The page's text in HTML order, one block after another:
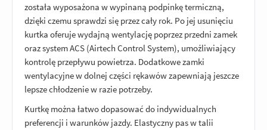
została wyposażona w wypinaną podpinkę termiczną,
dzięki czemu sprawdzi się przez cały rok. Po jej usunięciu
kurtka oferuje wydajną wentylację poprzez przedni zamek
oraz system ACS (Airtech Control System), umożliwiający
kontrolę przepływu powietrza. Dodatkowe zamki
wentylacyjne w dolnej części rękawów zapewniają jeszcze
lepsze chłodzenie w razie potrzeby.
Kurtkę można łatwo dopasować do indywidualnych
preferencji i warunków jazdy. Elastyczny pas w talii